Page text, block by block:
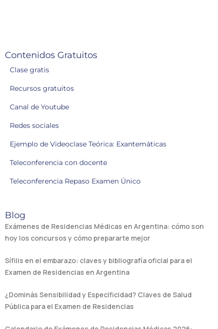
Contenidos Gratuitos
Clase gratis
Recursos gratuitos
Canal de Youtube
Redes sociales
Ejemplo de Videoclase Teórica: Exantemáticas
Teleconferencia con docente
Teleconferencia Repaso Examen Único
Blog
Exámenes de Residencias Médicas en Argentina: cómo son
hoy los concursos y cómo prepararte mejor
Sífilis en el embarazo: claves y bibliografía oficial para el
Examen de Residencias en Argentina
¿Dominás Sensibilidad y Especificidad? Claves de Salud
Pública para el Examen de Residencias